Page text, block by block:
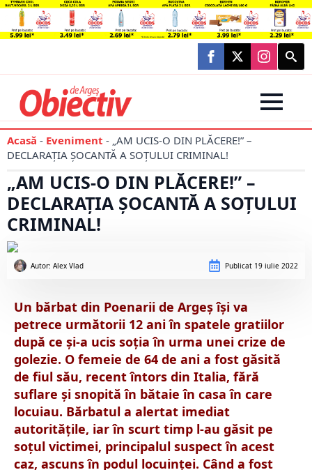
Search
for:
Acasă - Eveniment - „AM UCIS-O DIN PLĂCERE!” –
DECLARAȚIA ȘOCANTĂ A SOȚULUI CRIMINAL!
„AM UCIS-O DIN PLĂCERE!” –
DECLARAȚIA ȘOCANTĂ A SOȚULUI
CRIMINAL!
Autor: Alex Vlad Publicat 19 iulie 2022
Un bărbat din Poenarii de Argeș își va
petrece următorii 12 ani în spatele gratiilor
după ce și-a ucis soția în urma unei crize de
golezie. O femeie de 64 de ani a fost găsită
de fiul său, recent întors din Italia, fără
suflare și snopită în bătaie în casa în care
locuiau. Bărbatul a alertat imediat
autoritățile, iar în scurt timp l-au găsit pe
soțul victimei, principalul suspect în acest
caz, ascuns în podul locuinței. Când a fost